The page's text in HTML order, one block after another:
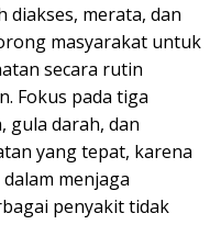
diakses, merata, dan
masyarakat untuk
secara rutin
Fokus pada tiga
gula darah, dan
yang tepat, karena
menjaga
penyakit tidak